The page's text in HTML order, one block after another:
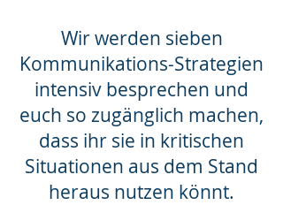
Wir werden sieben
Kommunikations-Strategien
intensiv besprechen und
euch so zugänglich machen,
dass ihr sie in kritischen
Situationen aus dem Stand
heraus nutzen könnt.